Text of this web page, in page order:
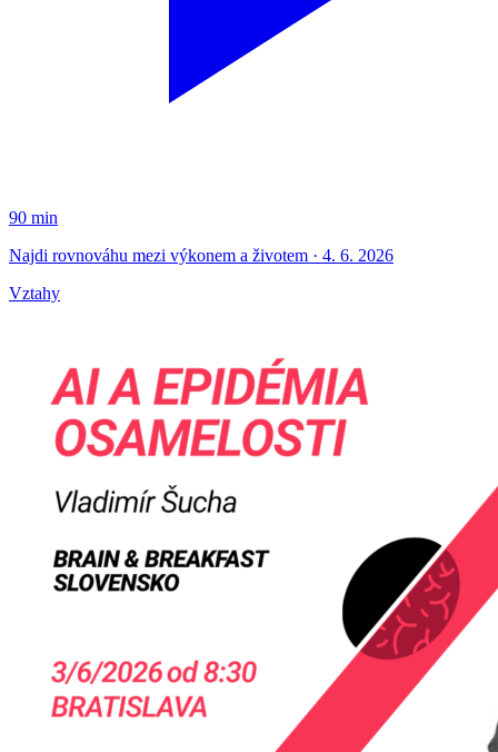
90 min
Najdi rovnováhu mezi výkonem a životem · 4. 6. 2026
Vztahy